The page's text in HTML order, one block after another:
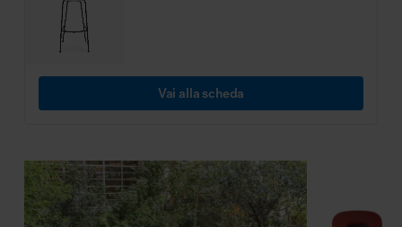
MillerKnoll
Vai alla scheda